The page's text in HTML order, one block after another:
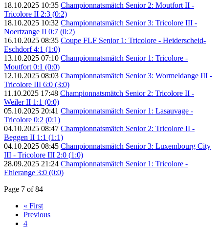
18.10.2025 10:35 Championnatsmätch Senior 2: Moutfort II -
Tricolore II 2:3 (0:2)
18.10.2025 10:32 Championnatsmätch Senior 3: Tricolore III -
Noertzange II 0:7 (0:2)
16.10.2025 08:35 Coupe FLF Senior 1: Tricolore - Heiderscheid-
Eschdorf 4:1 (1:0)
13.10.2025 07:10 Championnatsmätch Senior 1: Tricolore -
Moutfort 0:1 (0:0)
12.10.2025 08:03 Championnatsmätch Senior 3: Wormeldange III -
Tricolore III 6:0 (3:0)
11.10.2025 17:48 Championnatsmätch Senior 2: Tricolore II -
Weiler II 1:1 (0:0)
05.10.2025 20:41 Championnatsmätch Senior 1: Lasauvage -
Tricolore 0:2 (0:1)
04.10.2025 08:47 Championnatsmätch Senior 2: Tricolore II -
Beggen II 1:1 (1:1)
04.10.2025 08:45 Championnatsmätch Senior 3: Luxembourg City
III - Tricolore III 2:0 (1:0)
28.09.2025 21:24 Championnatsmätch Senior 1: Tricolore -
Ehlerange 3:0 (0:0)
Page 7 of 84
« First
Previous
4